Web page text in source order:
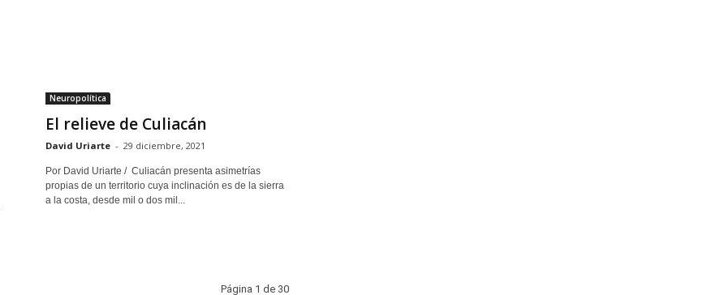
Neuropolítica
El relieve de Culiacán
David Uriarte - 29 diciembre, 2021
Por David Uriarte / Culiacán presenta asimetrías
propias de un territorio cuya inclinación es de la sierra
a la costa, desde mil o dos mil...
Página 1 de 30